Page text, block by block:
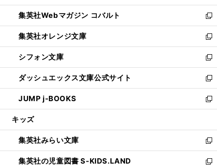
開
く
ウ
で
開
く
ン
ド
ウ
で
開
く
ウ
ィ
ン
ド
ウ
で
開
く
集英社Webマガジン コバルト
新
し
い
ウ
ィ
ン
ド
ウ
で
開
集英社オレンジ文庫
新
し
い
ウ
ィ
ン
ド
ウ
開
く
シフォン文庫
新
し
い
ウ
ィ
ン
ウ
で
開
く
ダッシュエックス文庫公式サイト
新
し
い
ウ
ン
ド
ウ
で
JUMP j-BOOKS
新
し
ウ
ィ
ン
ド
キッズ
集英社みらい文庫
新
し
い
集英社の児童図書 S-KIDS.LAND
新